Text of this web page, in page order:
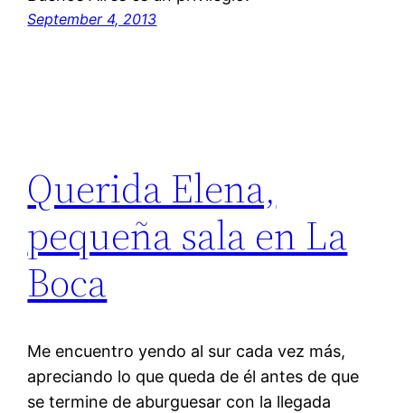
September 4, 2013
Querida Elena,
pequeña sala en La
Boca
Me encuentro yendo al sur cada vez más,
apreciando lo que queda de él antes de que
se termine de aburguesar con la llegada